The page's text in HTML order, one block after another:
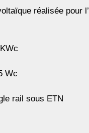
réalisée pour
Wc
rail sous ETN